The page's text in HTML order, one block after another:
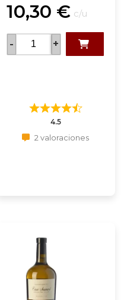
10,30 € c/u
- +
4.5
2 valoraciones